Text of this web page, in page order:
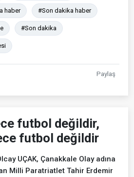
haber #Son dakika haber
#Son dakika
Paylaş
futbol değildir,
futbol değildir
UÇAK, Çanakkale Olay adına
Milli Paratriatlet Tahir Erdemir